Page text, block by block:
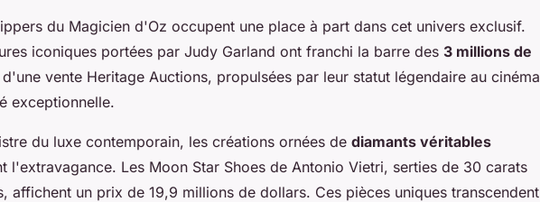
du Magicien d'Oz occupent une place à part dans cet univers exclusif.
iconiques portées par Judy Garland ont franchi la barre des 3 millions de
vente Heritage Auctions, propulsées par leur statut légendaire au cinéma
exceptionnelle.
du luxe contemporain, les créations ornées de diamants véritables
l'extravagance. Les Moon Star Shoes de Antonio Vietri, serties de 30 carats
affichent un prix de 19,9 millions de dollars. Ces pièces uniques transcendent